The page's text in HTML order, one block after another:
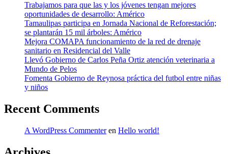
Trabajamos para que las y los jóvenes tengan mejores
oportunidades de desarrollo: Américo
Tamaulipas participa en Jornada Nacional de Reforestación;
se plantarán 15 mil árboles: Américo
Mejora COMAPA funcionamiento de la red de drenaje
sanitario en Residencial del Valle
Llevó Gobierno de Carlos Peña Ortiz atención veterinaria a
Mundo de Pelos
Fomenta Gobierno de Reynosa práctica del futbol entre niñas
y niños
Recent Comments
A WordPress Commenteren Hello world!